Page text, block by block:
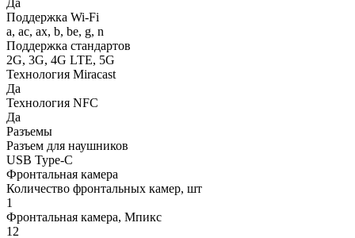
Да
Поддержка Wi-Fi
a, ac, ax, b, be, g, n
Поддержка стандартов
2G, 3G, 4G LTE, 5G
Технология Miracast
Да
Технология NFC
Да
Разъемы
Разъем для наушников
USB Type-C
Фронтальная камера
Количество фронтальных камер, шт
1
Фронтальная камера, Мпикс
12